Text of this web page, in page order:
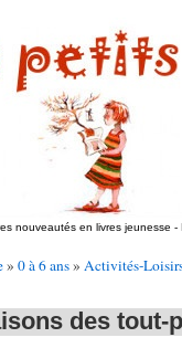
nouveautés en livres jeunesse -
» 0 à 6 ans» Activités-
des tout-